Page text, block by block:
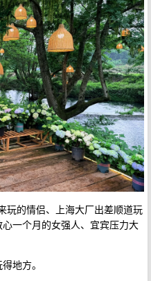
玩的情侣、上海大厂出差顺道玩
一个月的女强人、宜宾压力大
地方。